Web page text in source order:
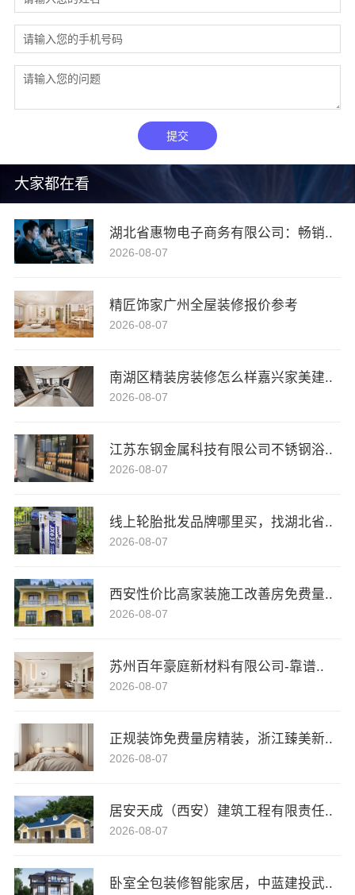
大家都在看
湖北省惠物电子商务有限公司：畅销..
2026-08-07
精匠饰家广州全屋装修报价参考
2026-08-07
南湖区精装房装修怎么样嘉兴家美建..
2026-08-07
江苏东钢金属科技有限公司不锈钢浴..
2026-08-07
线上轮胎批发品牌哪里买，找湖北省..
2026-08-07
西安性价比高家装施工改善房免费量..
2026-08-07
苏州百年豪庭新材料有限公司-靠谱..
2026-08-07
正规装饰免费量房精装，浙江臻美新..
2026-08-07
居安天成（西安）建筑工程有限责任..
2026-08-07
卧室全包装修智能家居，中蓝建投武..
提交